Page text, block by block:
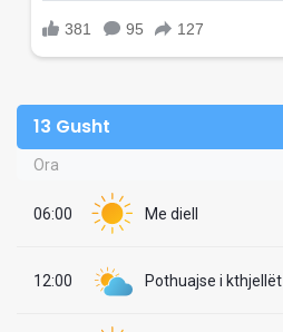
13 Gusht
Ora
06:00 Me diell
12:00 Pothuajse i kthjellët